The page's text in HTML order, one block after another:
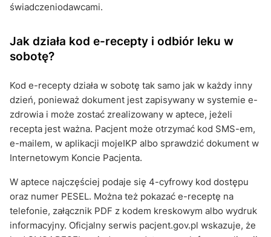
świadczeniodawcami.
Jak działa kod e-recepty i odbiór leku w
sobotę?
Kod e-recepty działa w sobotę tak samo jak w każdy inny
dzień, ponieważ dokument jest zapisywany w systemie e-
zdrowia i może zostać zrealizowany w aptece, jeżeli
recepta jest ważna. Pacjent może otrzymać kod SMS-em,
e-mailem, w aplikacji mojeIKP albo sprawdzić dokument w
Internetowym Koncie Pacjenta.
W aptece najczęściej podaje się 4-cyfrowy kod dostępu
oraz numer PESEL. Można też pokazać e-receptę na
telefonie, załącznik PDF z kodem kreskowym albo wydruk
informacyjny. Oficjalny serwis pacjent.gov.pl wskazuje, że